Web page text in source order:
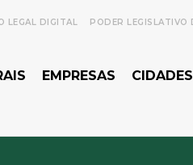
LEGAL DIGITAL PODER LEGISLATIVO
EMPRESAS CIDADES